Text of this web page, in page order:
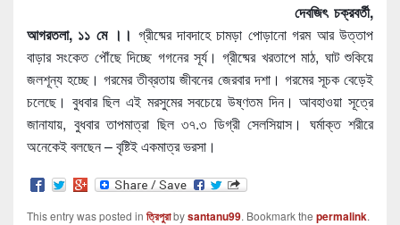
দেবজিৎ চক্রবর্তী,
আগরতলা, ১১ মে ।। গ্রীষ্মের দাবদাহে চামড়া পোড়ানো গরম আর উত্তাপ
বাড়ার সংকেত পৌঁছে দিচ্ছে গগনের সূর্য। গ্রীষ্মের খরতাপে মাঠ, ঘাট শুকিয়ে
জলশূন্য হচ্ছে। গরমের তীব্রতায় জীবনের জেরবার দশা। গরমের সূচক বেড়েই
চলেছে। বুধবার ছিল এই মরসুমের সবচেয়ে উষ্ণতম দিন। আবহাওয়া সূত্রে
জানাযায়, বুধবার তাপমাত্রা ছিল ৩৭.৩ ডিগ্রী সেলসিয়াস। ঘর্মাক্ত শরীরে
অনেকেই বলছেন – বৃষ্টিই একমাত্র ভরসা।
This entry was posted in ত্রিপুরাbysantanu99. Bookmark the permalink.